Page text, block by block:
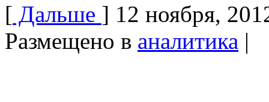
[ Дальше ] 12 ноября,
Размещено в аналитика |